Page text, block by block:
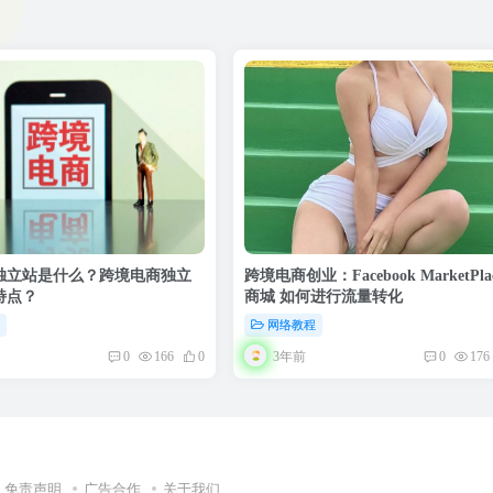
立站是什么？跨境电商独立
点？
0 166 0
跨境电商创业：Facebook
商城 如何进行流量转化
网络教程
3年前 0 176
免责声明 广告合作 关于我们